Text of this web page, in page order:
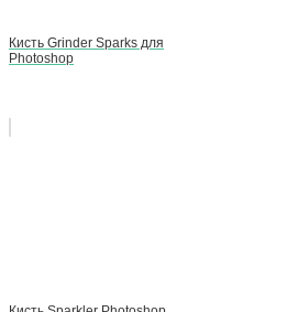
Кисть Grinder Sparks для
Photoshop